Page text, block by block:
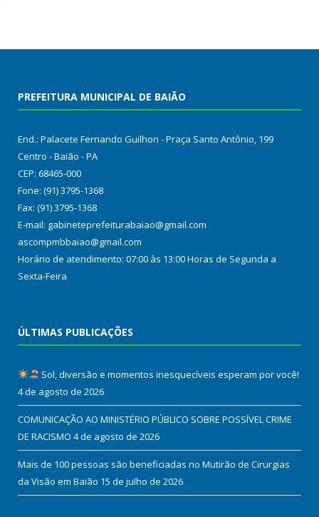
PREFEITURA MUNICIPAL DE BAIÃO
End.: Palacete Fernando Guilhon - Praça Santo Antônio, 199
Centro - Baião - PA
CEP: 68465-000
Fone: (91) 3795-1368
Fax: (91) 3795-1368
E-mail: gabineteprefeiturabaiao@gmail.com
ascompmbbaiao@gmail.com
Horário de atendimento: 07:00 às 13:00 Horas de Segunda a
Sexta-Feira
ÚLTIMAS PUBLICAÇÕES
Sol, diversão e momentos inesquecíveis esperam por você!
4 de agosto de 2026
COMUNICAÇÃO AO MINISTÉRIO PÚBLICO SOBRE POSSÍVEL CRIME
DE RACISMO 4 de agosto de 2026
Mais de 100 pessoas são beneficiadas no Mutirão de Cirurgias
da Visão em Baião 15 de julho de 2026